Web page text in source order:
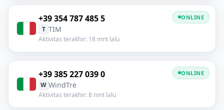
+39 354 787 485 5
T TIM
Aktivitas terakhir: 18 mnt lalu
ONLINE
+39 385 227 039 0
W WindTre
Aktivitas terakhir: 8 mnt lalu
ONLINE